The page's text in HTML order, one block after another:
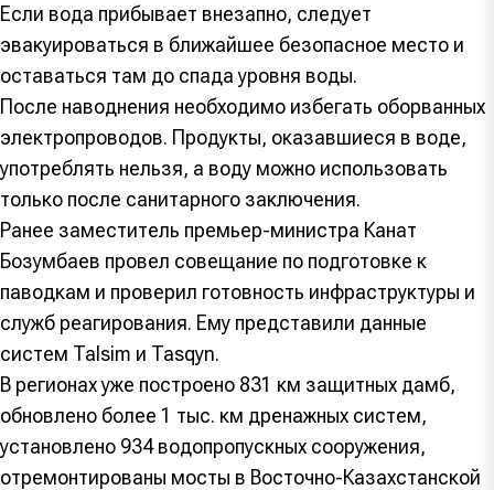
Если вода прибывает внезапно, следует
эвакуироваться в ближайшее безопасное место и
оставаться там до спада уровня воды.
После наводнения необходимо избегать оборванных
электропроводов. Продукты, оказавшиеся в воде,
употреблять нельзя, а воду можно использовать
только после санитарного заключения.
Ранее заместитель премьер-министра Канат
Бозумбаев провел совещание по подготовке к
паводкам и проверил готовность инфраструктуры и
служб реагирования. Ему представили данные
систем Talsim и Tasqyn.
В регионах уже построено 831 км защитных дамб,
обновлено более 1 тыс. км дренажных систем,
установлено 934 водопропускных сооружения,
отремонтированы мосты в Восточно-Казахстанской